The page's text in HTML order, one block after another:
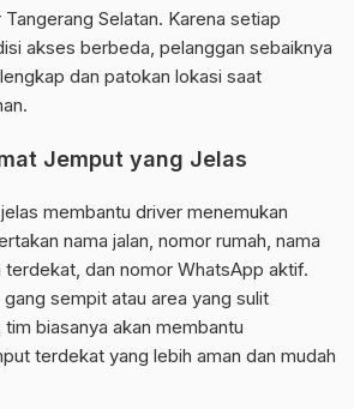
Selatan. Karena setiap
akses berbeda, pelanggan sebaiknya
dan patokan lokasi saat
Jemput yang Jelas
membantu driver menemukan
nama jalan, nomor rumah, nama
terdekat, dan nomor WhatsApp aktif.
sempit atau area yang sulit
biasanya akan membantu
terdekat yang lebih aman dan mudah